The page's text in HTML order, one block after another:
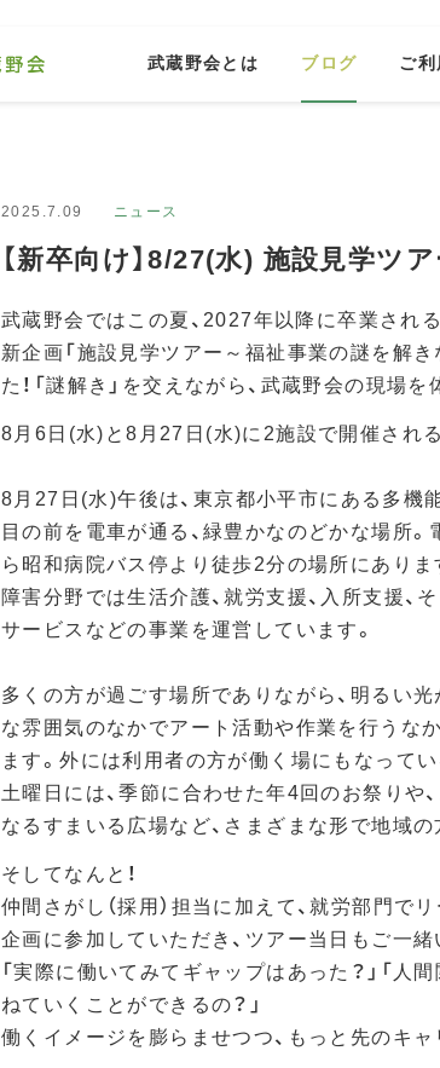
武蔵野会とは ブログ ご
2025.7.09 ニュース
【新卒向け】8/27(水) 施設見学ツ
武蔵野会ではこの夏、2027年以降に卒業され
新企画「施設見学ツアー～福祉事業の謎を解き
た！「謎解き」を交えながら、武蔵野会の現場を
8月6日(水)と8月27日(水)に2施設で開催される
8月27日(水)午後は、東京都小平市にある多機
目の前を電車が通る、緑豊かなのどかな場所
ら昭和病院バス停より徒歩2分の場所にありま
障害分野では生活介護、就労支援、入所支援、
サービスなどの事業を運営しています。
多くの方が過ごす場所でありながら、明るい
な雰囲気のなかでアート活動や作業を行うな
ます。外には利用者の方が働く場にもなってい
土曜日には、季節に合わせた年4回のお祭りや
なるすまいる広場など、さまざまな形で地域の
そしてなんと！
仲間さがし（採用）担当に加えて、就労部門で
企画に参加していただき、ツアー当日もご一緒
「実際に働いてみてギャップはあった？」「人
ねていくことができるの？」
働くイメージを膨らませつつ、もっと先のキ